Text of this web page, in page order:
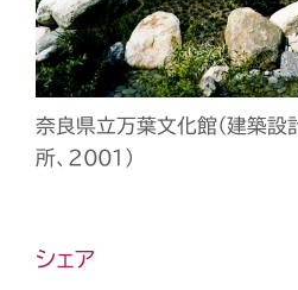
奈良県立万葉文化館（建築設
所、2001）
シェア